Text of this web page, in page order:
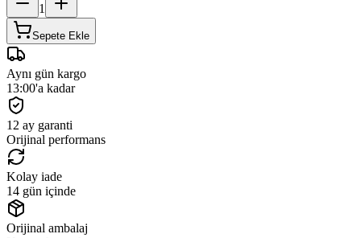
1
Sepete Ekle
Aynı gün kargo
13:00'a kadar
12 ay garanti
Orijinal performans
Kolay iade
14 gün içinde
Orijinal ambalaj